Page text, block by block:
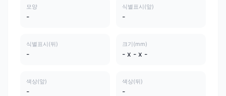
모양
-
식별표시(앞)
-
식별표시(뒤)
-
크기(mm)
- x - x -
색상(앞)
-
색상(뒤)
-